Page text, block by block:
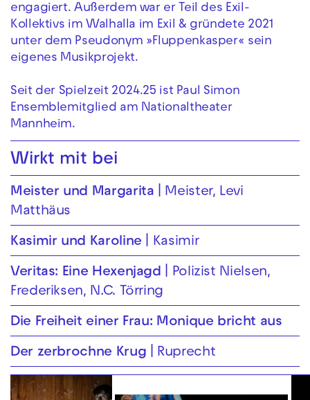
engagiert. Außerdem war er Teil des Exil-
Kollektivs im Walhalla im Exil & gründete 2021
unter dem Pseudonym »Fluppenkasper« sein
eigenes Musikprojekt.
Seit der Spielzeit 2024.25 ist Paul Simon
Ensemblemitglied am Nationaltheater
Mannheim.
Wirkt mit bei
Meister und Margarita
Meister, Levi
Matthäus
Kasimir und Karoline Kasimir
Veritas: Eine Hexenjagd
Polizist Nielsen,
Frederiksen, N.C. Törring
Die Freiheit einer Frau: Monique bricht aus
Der zerbrochne Krug Ruprecht